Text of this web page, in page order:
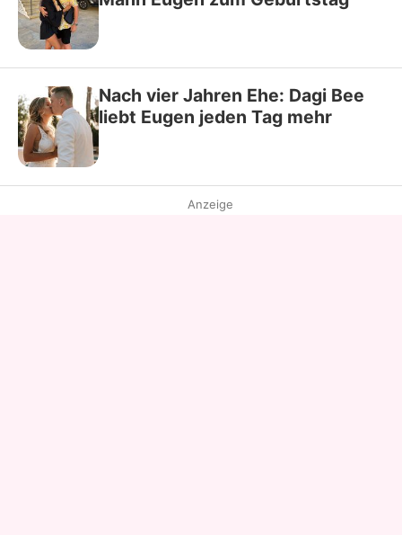
Nach vier Jahren Ehe: Dagi Bee
liebt Eugen jeden Tag mehr
Anzeige